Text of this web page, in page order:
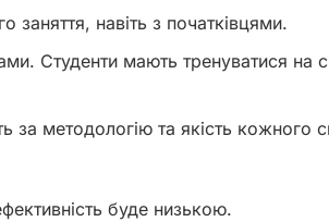
навіть з початківцями.
Студенти мають тренуватися на
за методологію та якість кожного
буде низькою.